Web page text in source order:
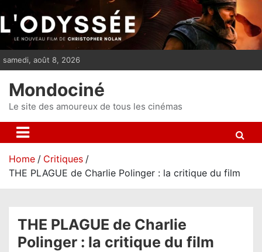
i
p
n
samedi, août 8, 2026
Mondociné
Le site des amoureux de tous les cinémas
Home
Critiques
THE PLAGUE de Charlie Polinger : la critique du film
THE PLAGUE de Charlie
Polinger : la critique du film